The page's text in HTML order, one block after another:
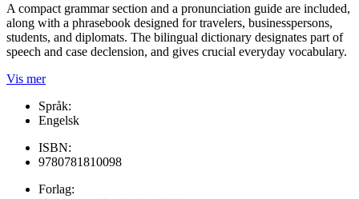
A compact grammar section and a pronunciation guide are included,
along with a phrasebook designed for travelers, businesspersons,
students, and diplomats. The bilingual dictionary designates part of
speech and case declension, and gives crucial everyday vocabulary.
Vis mer
Språk:
Engelsk
ISBN:
9780781810098
Forlag: